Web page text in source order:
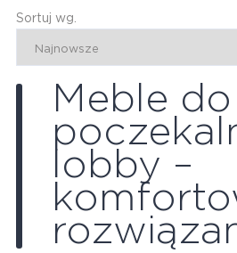
Sortuj wg.
Meble do
lobby –